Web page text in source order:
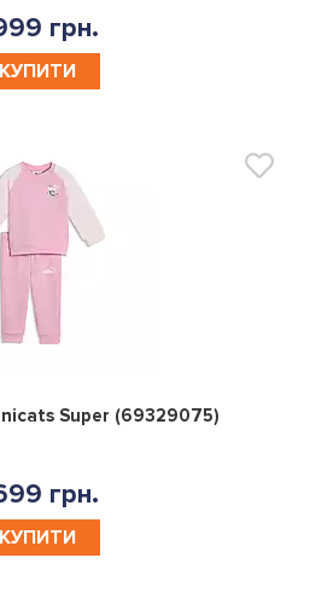
грн.
КУПИТИ
0
Super (69329075)
грн.
КУПИТИ